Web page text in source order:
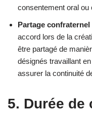
consentement oral ou
Partage confraternel
accord lors de la
être partagé de
désignés travaillant
assurer la continuité
5. Durée de